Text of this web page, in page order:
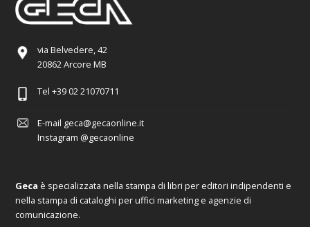
via Belvedere, 42
20862 Arcore MB
Tel +39 02 21070711
E-mail geca@gecaonline.it
Instagram @gecaonline
Geca è specializzata nella stampa di libri per editori indipendenti e
nella stampa di cataloghi per uffici marketing e agenzie di
comunicazione.